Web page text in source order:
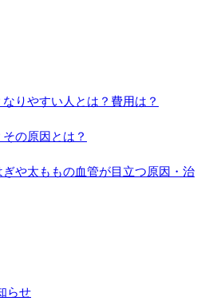
りやすい人とは？費用は？
の原因とは？
ぎや太ももの血管が目立つ原因・治
らせ